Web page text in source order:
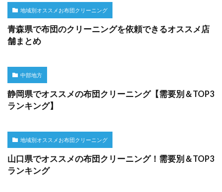
地域別オススメお布団クリーニング
青森県で布団のクリーニングを依頼できるオススメ店
舗まとめ
中部地方
静岡県でオススメの布団クリーニング【需要別＆TOP3
ランキング】
地域別オススメお布団クリーニング
山口県でオススメの布団クリーニング！需要別＆TOP3
ランキング